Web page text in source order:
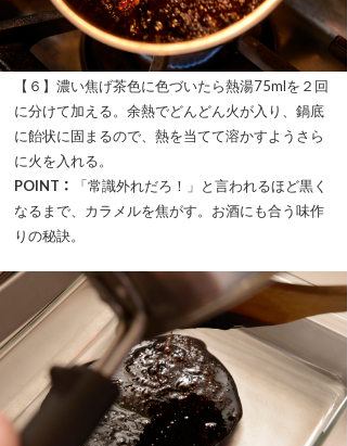
【６】濃い焦げ茶色に色づいたら熱湯75mlを２回
に分けて加える。余熱でどんどん火が入り、鍋底
に飴状に固まるので、熱を当てて溶かすようさら
に火を入れる。
POINT：
「常識外れだろ！」と言われるほど黒く
なるまで、カラメルを焦がす。お酒にも合う味作
りの秘訣。